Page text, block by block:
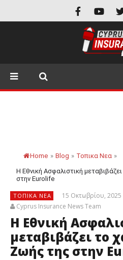
Home » Blog » Τοπικα Νεα »
Η Εθνική Ασφαλιστική
στην Eurolife
ΤΟΠΙΚΑ ΝΕΑ
15 Οκτωβρίου, 2025
Cyprus Insurance News Team
Η Εθνική
μεταβιβάζει το
Ζωής της στην